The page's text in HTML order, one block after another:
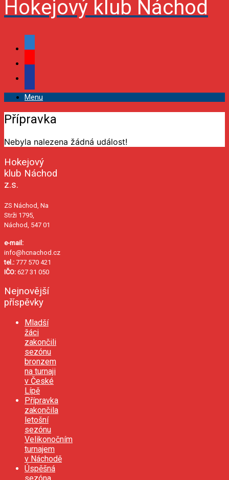
Hokejový klub Náchod
Menu
Přípravka
Nebyla nalezena žádná událost!
Hokejový
klub Náchod
z.s.
ZS Náchod, Na
Strži 1795,
Náchod, 547 01
e-mail:
info@hcnachod.cz
tel.: 777 570 421
IČO: 627 31 050
Nejnovější
příspěvky
Mladší
žáci
zakončili
sezónu
bronzem
na turnaji
v České
Lípě
Přípravka
zakončila
letošní
sezónu
Velikonočním
turnajem
v Náchodě
Úspěšná